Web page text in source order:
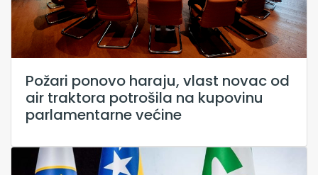
Požari ponovo haraju, vlast novac od
air traktora potrošila na kupovinu
parlamentarne većine